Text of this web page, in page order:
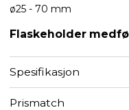
ø25 - 70 mm
Flaskeholder
Spesifikasjon
Prismatch